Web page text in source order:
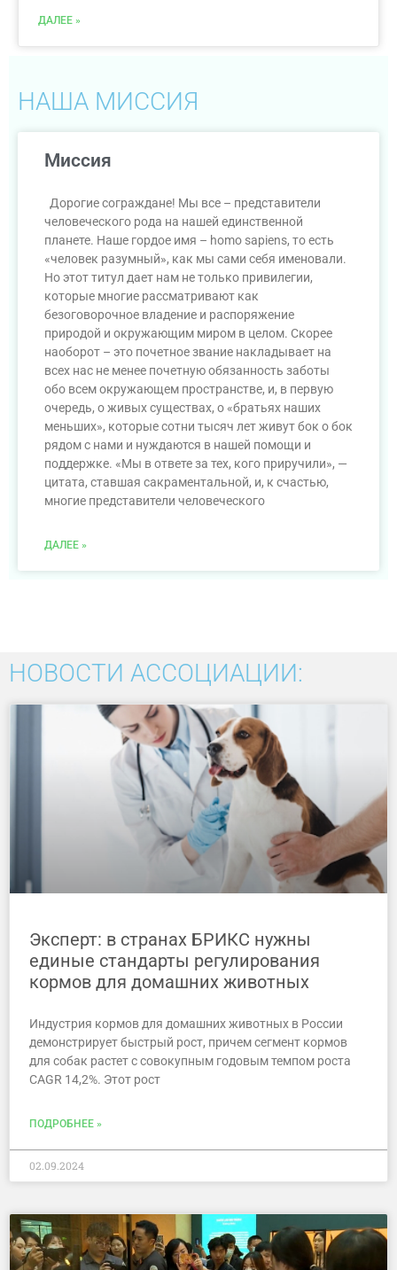
ДАЛЕЕ »
НАША МИССИЯ
Миссия
Дорогие сограждане! Мы все – представители
человеческого рода на нашей единственной
планете. Наше гордое имя – homo sapiens, то есть
«человек разумный», как мы сами себя именовали.
Но этот титул дает нам не только привилегии,
которые многие рассматривают как
безоговорочное владение и распоряжение
природой и окружающим миром в целом. Скорее
наоборот – это почетное звание накладывает на
всех нас не менее почетную обязанность заботы
обо всем окружающем пространстве, и, в первую
очередь, о живых существах, о «братьях наших
меньших», которые сотни тысяч лет живут бок о бок
рядом с нами и нуждаются в нашей помощи и
поддержке. «Мы в ответе за тех, кого приручили», —
цитата, ставшая сакраментальной, и, к счастью,
многие представители человеческого
ДАЛЕЕ »
НОВОСТИ АССОЦИАЦИИ:
Эксперт: в странах БРИКС нужны
единые стандарты регулирования
кормов для домашних животных
Индустрия кормов для домашних животных в России
демонстрирует быстрый рост, причем сегмент кормов
для собак растет с совокупным годовым темпом роста
CAGR 14,2%. Этот рост
ПОДРОБНЕЕ »
02.09.2024